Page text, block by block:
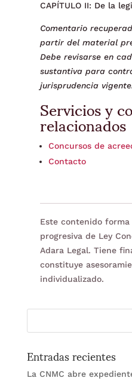
CAPÍTULO II: De la
Comentario
partir del material
Debe revisarse en
sustantiva para
jurisprudencia
Servicios y
relacionados
Concursos de
Contacto
Este contenido
progresiva de Ley
Adara Legal. Tiene
constituye
individualizado.
Entradas recientes
La CNMC abre